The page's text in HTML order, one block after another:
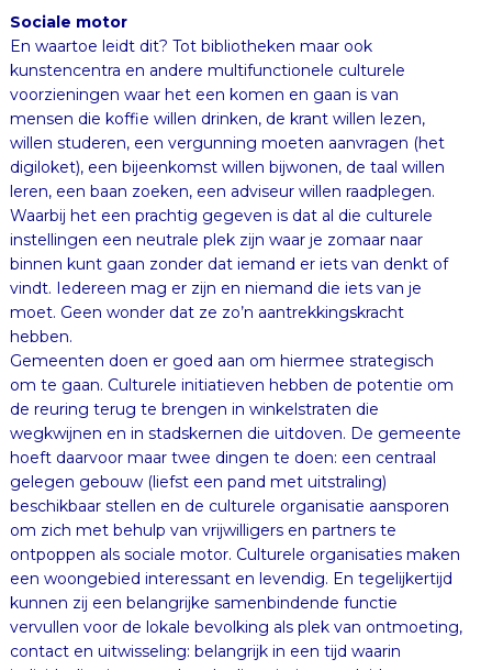
Sociale motor
En waartoe leidt dit? Tot bibliotheken maar ook
kunstencentra en andere multifunctionele culturele
voorzieningen waar het een komen en gaan is van
mensen die koffie willen drinken, de krant willen lezen,
willen studeren, een vergunning moeten aanvragen (het
digiloket), een bijeenkomst willen bijwonen, de taal willen
leren, een baan zoeken, een adviseur willen raadplegen.
Waarbij het een prachtig gegeven is dat al die culturele
instellingen een neutrale plek zijn waar je zomaar naar
binnen kunt gaan zonder dat iemand er iets van denkt of
vindt. Iedereen mag er zijn en niemand die iets van je
moet. Geen wonder dat ze zo’n aantrekkingskracht
hebben.
Gemeenten doen er goed aan om hiermee strategisch
om te gaan. Culturele initiatieven hebben de potentie om
de reuring terug te brengen in winkelstraten die
wegkwijnen en in stadskernen die uitdoven. De gemeente
hoeft daarvoor maar twee dingen te doen: een centraal
gelegen gebouw (liefst een pand met uitstraling)
beschikbaar stellen en de culturele organisatie aansporen
om zich met behulp van vrijwilligers en partners te
ontpoppen als sociale motor. Culturele organisaties maken
een woongebied interessant en levendig. En tegelijkertijd
kunnen zij een belangrijke samenbindende functie
vervullen voor de lokale bevolking als plek van ontmoeting,
contact en uitwisseling: belangrijk in een tijd waarin
individualisering en culturele diversiteit soms leiden tot